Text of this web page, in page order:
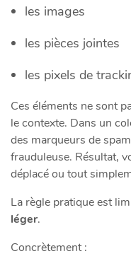
les images
les pièces jointes
les pixels de
Ces éléments ne sont
le contexte. Dans un
des marqueurs de
frauduleuse. Résultat,
déplacé ou tout
La règle pratique est
léger.
Concrètement :